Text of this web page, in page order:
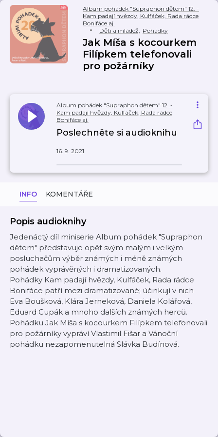
Album pohádek "Supraphon dětem" 12. -
Kam padají hvězdy, Kulfáček, Rada rádce
Bonifáce aj.
Děti a mládež, Pohádky
Jak Míša s kocourkem
Filípkem telefonovali
pro požárníky
Album pohádek "Supraphon dětem" 12. -
Kam padají hvězdy, Kulfáček, Rada rádce
Bonifáce aj.
Poslechněte si audioknihu
16. 9. 2021
INFO KOMENTÁŘE
Popis audioknihy
Jedenáctý díl miniserie Album pohádek "Supraphon
dětem" představuje opět svým malým i velkým
posluchačům výběr známých i méně známých
pohádek vyprávěných i dramatizovaných.
Pohádky Kam padají hvězdy, Kulfáček, Rada rádce
Bonifáce patří mezi dramatizované; účinkují v nich
Eva Boušková, Klára Jerneková, Daniela Kolářová,
Eduard Cupák a mnoho dalších známých herců.
Pohádku Jak Míša s kocourkem Filípkem telefonovali
pro požárníky vypráví Vlastimil Fišar a Vánoční
pohádku nezapomenutelná Slávka Budínová.